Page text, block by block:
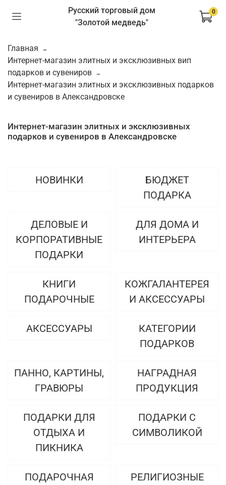
Русский торговый дом
"Золотой медведь"
0
Главная
Интернет-магазин элитных и эксклюзивных вип
подарков и сувениров
Интернет-магазин элитных и эксклюзивных подарков
и сувениров в Александровске
Интернет-магазин элитных и эксклюзивных
подарков и сувениров в Александровске
НОВИНКИ
БЮДЖЕТ
ПОДАРКА
ДЕЛОВЫЕ И
КОРПОРАТИВНЫЕ
ПОДАРКИ
ДЛЯ ДОМА И
ИНТЕРЬЕРА
КНИГИ
ПОДАРОЧНЫЕ
КОЖГАЛАНТЕРЕЯ
И АКСЕССУАРЫ
АКСЕССУАРЫ
КАТЕГОРИИ
ПОДАРКОВ
ПАННО, КАРТИНЫ,
ГРАВЮРЫ
НАГРАДНАЯ
ПРОДУКЦИЯ
ПОДАРКИ ДЛЯ
ОТДЫХА И
ПИКНИКА
ПОДАРКИ С
СИМВОЛИКОЙ
ПОДАРОЧНАЯ
РЕЛИГИОЗНЫЕ